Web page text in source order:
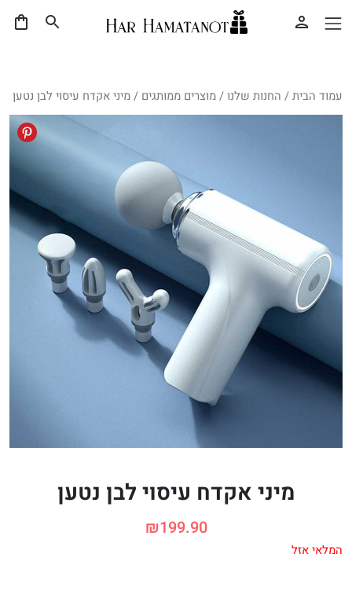
עמוד הבית/ החנות שלנו /מוצרים ממותגים / מיני אקדח עיסוי לבן נטען
מיני אקדח עיסוי לבן נטען
₪199.90
המלאי אזל